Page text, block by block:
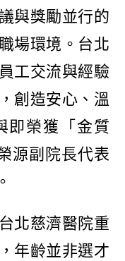
與獎勵並行的
場環境。台北
工交流與經驗
創造安心、溫
即榮獲「金質
源副院長代表
北慈濟醫院重
年齡並非選才